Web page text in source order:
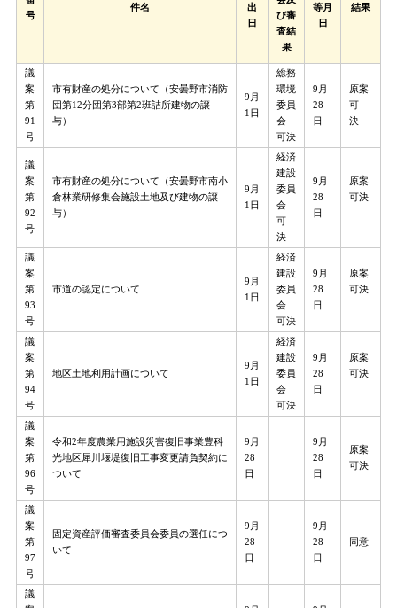
号
件名
出
日
び審
査結
果
等月
日
結果
議
案
第
91
号
市有財産の処分について（安曇野市消防
団第12分団第3部第2班詰所建物の譲
与）
9月
1日
総務
環境
委員
会
可決
9月
28
日
原案
可
決
議
案
第
92
号
市有財産の処分について（安曇野市南小
倉林業研修集会施設土地及び建物の譲
与）
9月
1日
経済
建設
委員
会
可
決
9月
28
日
原案
可決
議
案
第
93
号
市道の認定について
9月
1日
経済
建設
委員
会
可決
9月
28
日
原案
可決
議
案
第
94
号
地区土地利用計画について
9月
1日
経済
建設
委員
会
可決
9月
28
日
原案
可決
議
案
第
96
号
令和2年度農業用施設災害復旧事業豊科
光地区犀川堰堤復旧工事変更請負契約に
ついて
9月
28
日
9月
28
日
​原案
可決
議
案
第
97
号
固定資産評価審査委員会委員の選任につ
いて
9月
28
日
9月
28
日
同意
議